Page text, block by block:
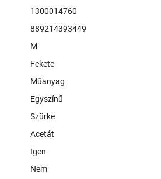
1300014760
889214393449
M
Fekete
Műanyag
Egyszínű
Szürke
Acetát
Igen
Nem